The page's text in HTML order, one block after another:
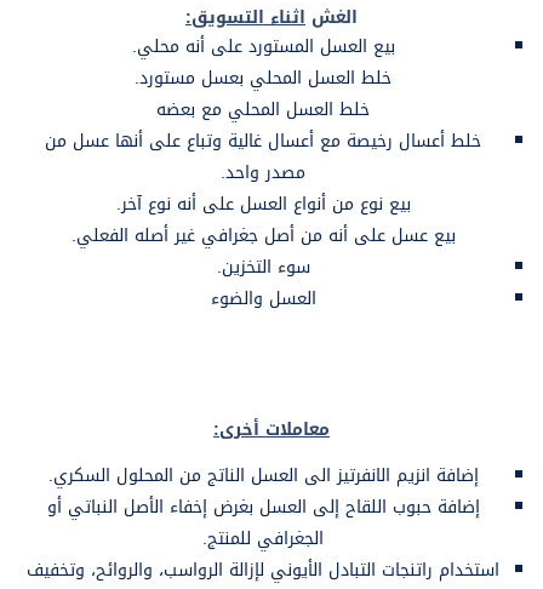
الغش اثناء التسويق:
بيع العسل المستورد على أنه محلي.
خلط العسل المحلي بعسل مستورد.
خلط العسل المحلي مع بعضه
خلط أعسال رخيصة مع أعسال غالية وتباع على أنها عسل من
مصدر واحد.
بيع نوع من أنواع العسل على أنه نوع آخر.
بيع عسل على أنه من أصل جغرافي غير أصله الفعلي.
سوء التخزين.
العسل والضوء
معاملات أخرى:
إضافة انزيم الانفرتيز الى العسل الناتج من المحلول السكري.
إضافة حبوب اللقاح إلى العسل بغرض إخفاء الأصل النباتي أو
الجغرافي للمنتج.
استخدام راتنجات التبادل الأيوني لإزالة الرواسب، والروائح، وتخفيف